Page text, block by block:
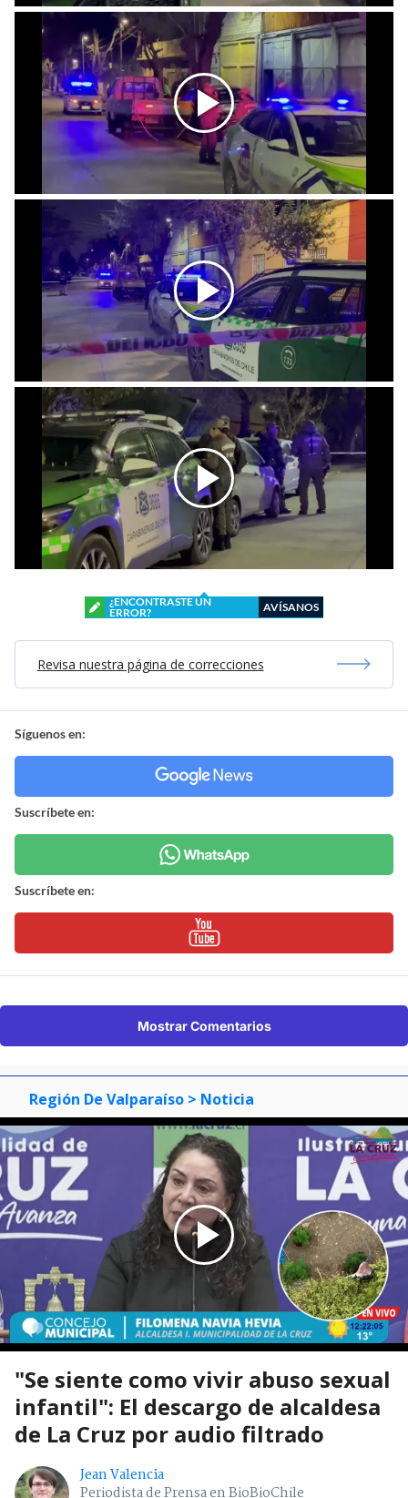
¿ENCONTRASTE UN
ERROR?
AVÍSANOS
Revisa nuestra página de correcciones
Síguenos en:
Suscríbete en:
Suscríbete en:
Mostrar Comentarios
Región De Valparaíso > Noticia
"Se siente como vivir abuso sexual
infantil": El descargo de alcaldesa
de La Cruz por audio filtrado
Jean Valencia
Periodista de Prensa en BioBioChile